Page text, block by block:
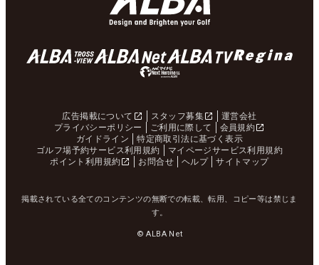
広告掲載について スタッフ募集
運営会社
プライバシーポリシー
ご利用に際して
会員規約
ガイドライン
特定商取引法に基づく表示
ゴルフ場予約サービス利用規約
マイページサービス利用規約
ポイント利用規約
お問合せ ヘルプ サイトマップ
掲載されている全てのコンテンツの無断での転載、転用、コピー等は禁じま
す。
© ALBA Net